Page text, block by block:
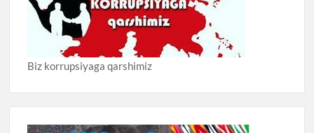
Biz korrupsiyaga qarshimiz